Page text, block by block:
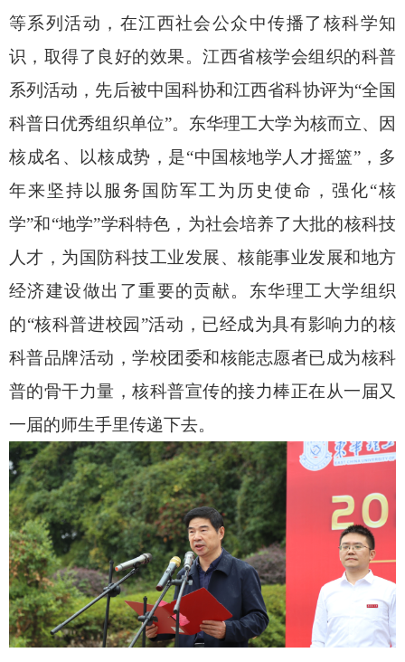
等系列活动，在江西社会公众中传播了核科学知
识，取得了良好的效果。江西省核学会组织的科普
系列活动，先后被中国科协和江西省科协评为“全国
科普日优秀组织单位”。东华理工大学为核而立、因
核成名、以核成势，是“中国核地学人才摇篮”，多
年来坚持以服务国防军工为历史使命，强化“核
学”和“地学”学科特色，为社会培养了大批的核科技
人才，为国防科技工业发展、核能事业发展和地方
经济建设做出了重要的贡献。东华理工大学组织
的“核科普进校园”活动，已经成为具有影响力的核
科普品牌活动，学校团委和核能志愿者已成为核科
普的骨干力量，核科普宣传的接力棒正在从一届又
一届的师生手里传递下去。